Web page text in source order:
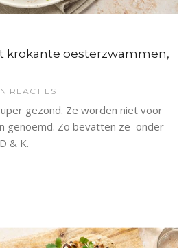
krokante oesterzwammen,
REACTIES
gezond. Ze worden niet voor
genoemd. Zo bevatten ze onder
& K.